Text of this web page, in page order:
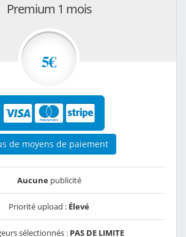
Premium 1 mois
5€
de moyens de paiement
Aucunepublicité
Priorité upload : Élevé
sélectionnés : PAS DE LIMITE